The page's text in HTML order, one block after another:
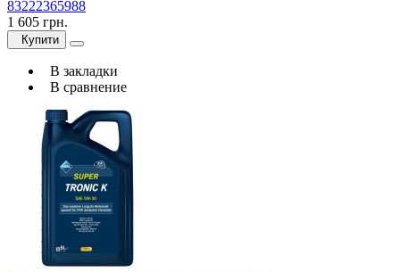
83222365988
1 605 грн.
Купити
В закладки
В сравнение